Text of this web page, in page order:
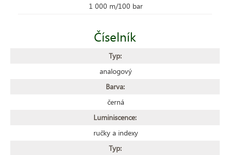
1 000 m/100 bar
Číselník
Typ:
analogový
Barva:
černá
Luminiscence:
ručky a indexy
Typ: